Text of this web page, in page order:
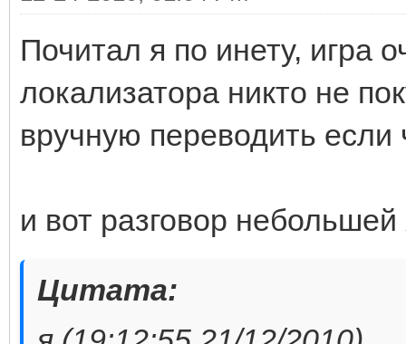
Почитал я по инету, игра
локализатора никто не
вручную переводить если
и вот разговор небольшей
Цитата: